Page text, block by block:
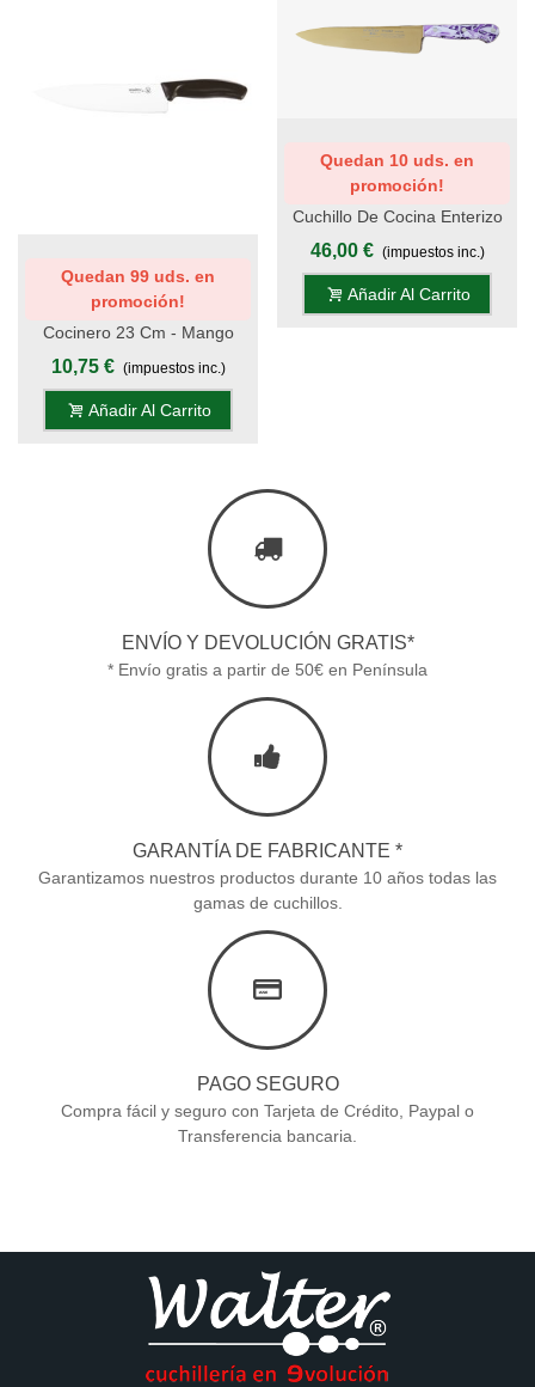
Quedan 99 uds. en
promoción!
Cocinero 23 Cm - Mango
Negro - S.Chiara, Display
10,75 € (impuestos inc.)
Añadir Al Carrito
Quedan 10 uds. en
promoción!
Cuchillo De Cocina Enterizo
20 Cm Titanio Oro - Mango
46,00 € (impuestos inc.)
Añadir Al Carrito
ENVÍO Y DEVOLUCIÓN GRATIS*
* Envío gratis a partir de 50€ en Península
GARANTÍA DE FABRICANTE *
Garantizamos nuestros productos durante 10 años todas las
gamas de cuchillos.
PAGO SEGURO
Compra fácil y seguro con Tarjeta de Crédito, Paypal o
Transferencia bancaria.